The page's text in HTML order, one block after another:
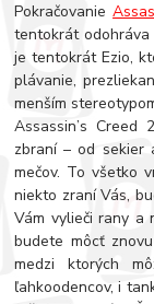
Pokračovanie
tentokrát odohráva
je tentokrát Ezio,
plávanie,
menším
Assassin’s
zbraní – od sekier
mečov. To všetko
niekto zraní Vás,
Vám vylieči rany a
budete môcť
medzi ktorých
ľahkoodencov, i